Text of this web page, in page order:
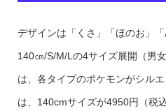
デザインは「くさ」「ほのお」
140㎝/S/M/Lの4サイズ展開（男
は、各タイプのポケモンがシル
は、140cmサイズが4950円（税